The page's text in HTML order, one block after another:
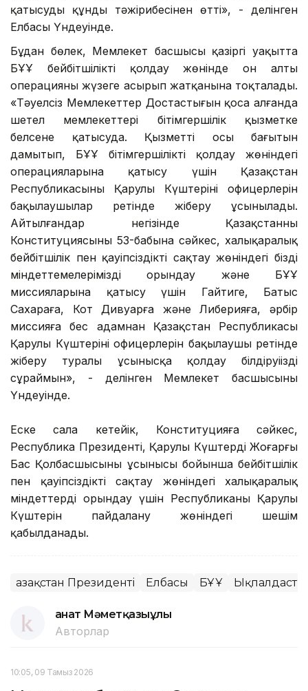
қатысудың құнды тәжірибесінен өтті», - делінген
Елбасы Үндеуінде.
Бұдан бөлек, Мемлекет басшысы қазіргі уақытта
БҰҰ бейбітшілікті қолдау жөнінде он алты
операцияны жүзеге асырып жатқанына тоқталады.
«Тәуелсіз Мемлекеттер Достастығын қоса алғанда
шетел мемлекеттері бітімгершілік қызметке
белсене қатысуда. Қызметтің осы бағытын
дамытып, БҰҰ бітімгершілікті қолдау жөніндегі
операцияларына қатысу үшін Қазақстан
Республикасының Қарулы Күштерінің офицерлерін
бақылаушылар ретінде жіберу ұсынылады.
Айтылғандар негізінде Қазақстанның
Конституциясының 53-бабына сәйкес, халықаралық
бейбітшілік пен қауіпсіздікті сақтау жөніндегі біздің
міндеттемелерімізді орындау және БҰҰ
миссияларына қатысу үшін Гайтиге, Батыс
Сахараға, Кот Дивуарға және Либерияға, әрбір
миссияға бес адамнан Қазақстан Республикасы
Қарулы Күштерінің офицерлерін бақылаушы ретінде
жіберу туралы ұсынысқа қолдау білдіруіңізді
сұраймын», - делінген Мемлекет басшысының
Үндеуінде.
Еске сала кетейік, Конституцияға сәйкес,
Республика Президенті, Қарулы Күштердің Жоғарғы
Бас Қолбасшысының ұсынысы бойынша бейбітшілік
пен қауіпсіздікті сақтау жөніндегі халықаралық
міндеттерді орындау үшін Республиканың Қарулы
Күштерін пайдалану жөніндегі шешім
қабылданады.
Қазақстан Президенті Елбасы БҰҰ
Қанат Мәметқазыұлы
Авторлар
10:05, 09 Тамыз 2026